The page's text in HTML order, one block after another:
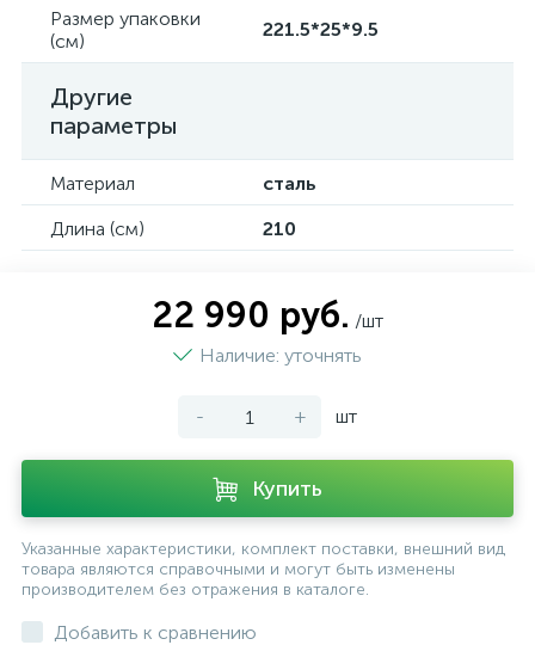
Размер упаковки
(см)
221.5*25*9.5
Другие
параметры
Материал
сталь
Длина (см)
210
22 990 руб. /шт
Наличие: уточнять
- + шт
Купить
Указанные характеристики, комплект поставки, внешний вид
товара являются справочными и могут быть изменены
производителем без отражения в каталоге.
Добавить к сравнению